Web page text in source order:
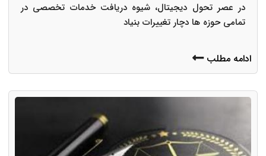
در عصر تحول دیجیتال، شیوه دریافت خدمات تخصصی در
تمامی حوزه ها دچار تغییرات بنیاد
ادامه مطلب